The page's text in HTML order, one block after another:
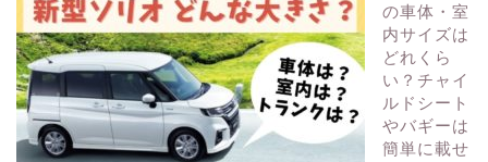
の車体・室
内サイズは
どれくら
い？チャイ
ルドシート
やバギーは
簡単に載せ